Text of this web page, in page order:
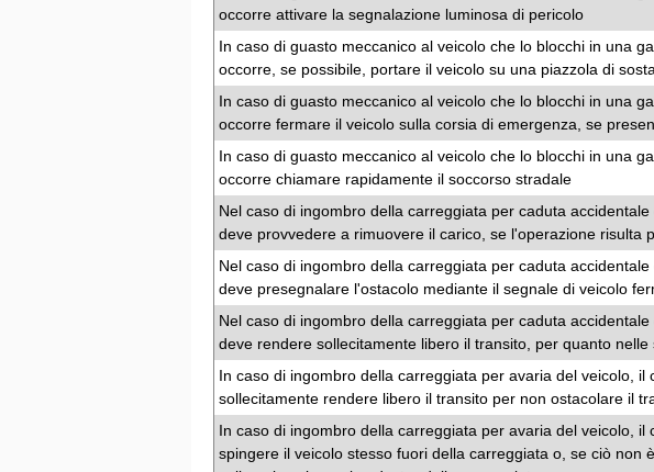
occorre attivare la segnalazione luminosa di pericolo
In caso di guasto meccanico al veicolo che lo blocchi in una
occorre, se possibile, portare il veicolo su una piazzola di sosta
In caso di guasto meccanico al veicolo che lo blocchi in una
occorre fermare il veicolo sulla corsia di emergenza, se
In caso di guasto meccanico al veicolo che lo blocchi in una
occorre chiamare rapidamente il soccorso stradale
Nel caso di ingombro della carreggiata per caduta
deve provvedere a rimuovere il carico, se l'operazione risulta
Nel caso di ingombro della carreggiata per caduta
deve presegnalare l'ostacolo mediante il segnale di veicolo
Nel caso di ingombro della carreggiata per caduta
deve rendere sollecitamente libero il transito, per quanto nelle
In caso di ingombro della carreggiata per avaria del veicolo, il
sollecitamente rendere libero il transito per non ostacolare il
In caso di ingombro della carreggiata per avaria del veicolo, il
spingere il veicolo stesso fuori della carreggiata o, se ciò non